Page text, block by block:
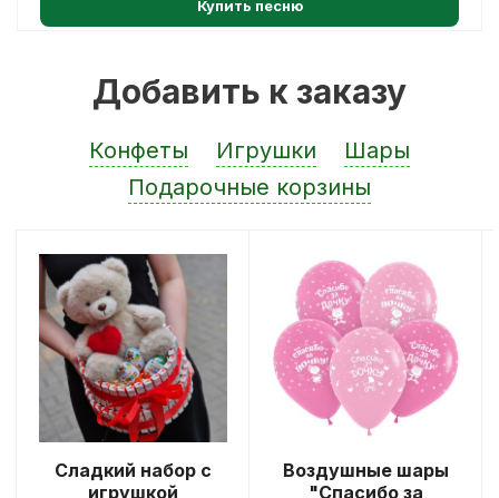
Купить песню
Добавить к заказу
Конфеты Игрушки
Шары
Подарочные корзины
Сладкий набор с
игрушкой
Воздушные шары
"Спасибо за